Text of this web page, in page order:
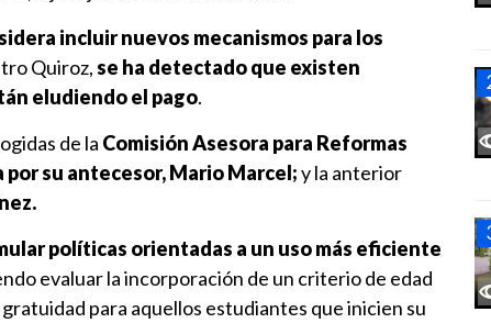
incluir nuevos mecanismos para los
Quiroz,se ha detectado que existen
eludiendo el pago.
de la Comisión Asesora para Reformas
por su antecesor, Mario Marcel;y la anterior
políticas orientadas a un uso más eficiente
evaluar la incorporación de un criterio de edad
para aquellos estudiantes que inicien su